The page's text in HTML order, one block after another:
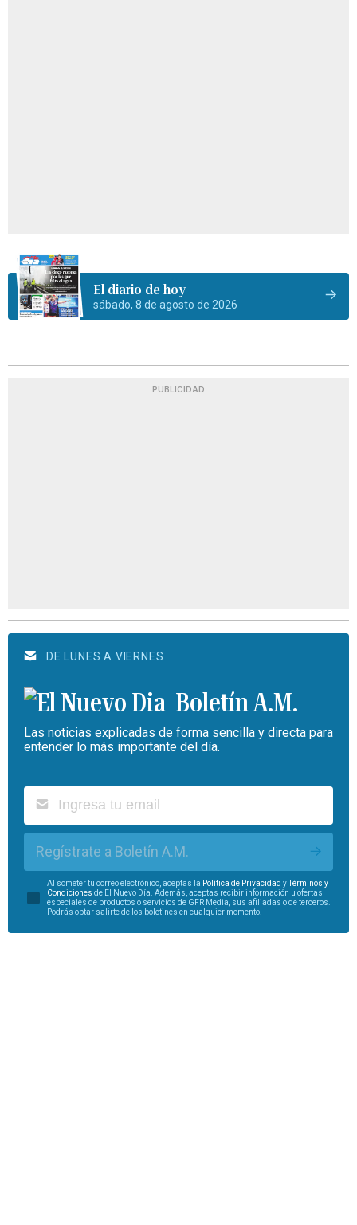
El diario de hoy
sábado, 8 de agosto de 2026
PUBLICIDAD
DE LUNES A VIERNES
Boletín A.M.
Las noticias explicadas de forma sencilla y directa para
entender lo más importante del día.
Regístrate a Boletín A.M.
Al someter tu correo electrónico, aceptas la Política de Privacidad yTérminos y
Condiciones de El Nuevo Día. Además, aceptas recibir información u ofertas
especiales de productos o servicios de GFR Media, sus afiliadas o de terceros.
Podrás optar salirte de los boletines en cualquier momento.